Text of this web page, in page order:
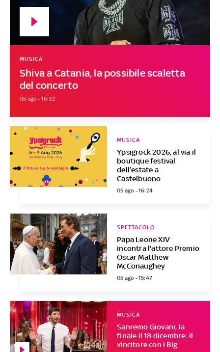
Shiva a Catania, la possibile scaletta
del concerto
MUSICA
05 ago - 16:32
Ypsigrock 2026, al via il
boutique festival
dell’estate a
Castelbuono
MUSICA
05 ago - 16:24
Papa Leone XIV
incontra l'attore Premio
Oscar Matthew
McConaughey
SPETTACOLO
05 ago - 15:47
Sanremo Giovani, la
finale il 18 dicembre: il
vincitore con i Big
MUSICA